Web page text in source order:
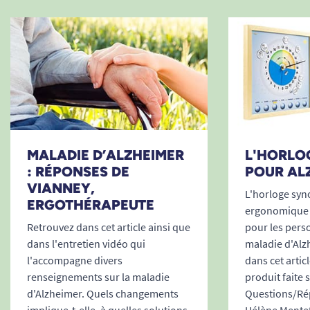
de la pièce. Cette donnée aide à surveiller
l’environnement intérieur et à maintenir un
cadre de vie agréable au quotidien.
Plusieurs langues disponibles
L’appareil propose sept langues d’affichage :
français, anglais, espagnol, allemand,
permet une utilisation adaptée à différents
utilisateurs et environnements.
Une horloge adaptée aux personnes
atteintes de troubles de la mémoire
Favoriser l’autonomie à domicile
Pour une personne vivant seule, savoir
immédiatement quel jour nous sommes ou
MALADIE D’ALZHEIMER
: RÉPONSES DE
VIANNEY,
ERGOTHÉRAPEUTE
Retrouvez dans cet article ainsi que
dans l'entretien vidéo qui
l'accompagne divers
renseignements sur la maladie
d'Alzheimer. Quels changements
POUR
L'horloge
pour les
maladie
dans cet
produit faite
Questions/